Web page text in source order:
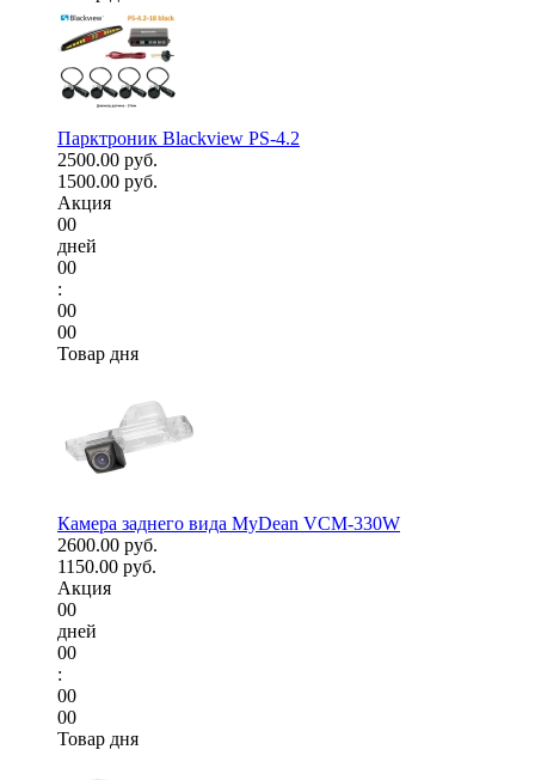
Парктроник Blackview PS-4.2
2500.00 руб.
1500.00 руб.
Акция
00
дней
00
:
00
00
Товар дня
Камера заднего вида MyDean VCM-330W
2600.00 руб.
1150.00 руб.
Акция
00
дней
00
:
00
00
Товар дня